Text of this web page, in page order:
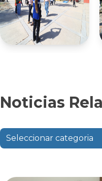
Noticias
Seleccionar categoria